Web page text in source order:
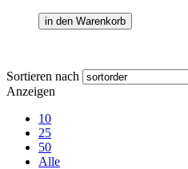
in den Warenkorb
Sortieren nach
Anzeigen
10
25
50
Alle